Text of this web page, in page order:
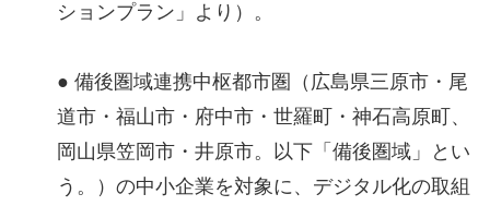
ションプラン」より）。
● 備後圏域連携中枢都市圏（広島県三原市・尾
道市・福山市・府中市・世羅町・神石高原町、
岡山県笠岡市・井原市。以下「備後圏域」とい
う。）の中小企業を対象に、デジタル化の取組